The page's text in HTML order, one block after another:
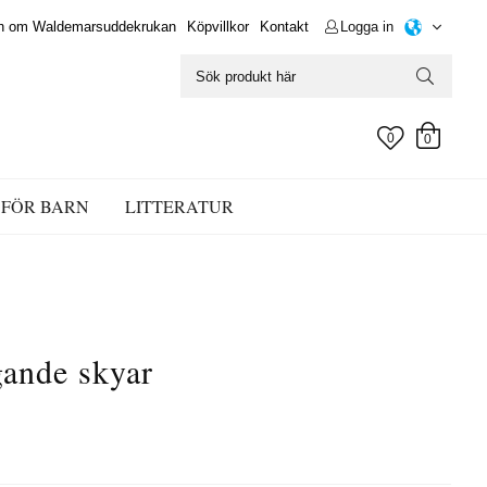
om Waldemarsuddekrukan Köpvillkor Kontakt Logga in
0 0
FÖR BARN LITTERATUR
skyar